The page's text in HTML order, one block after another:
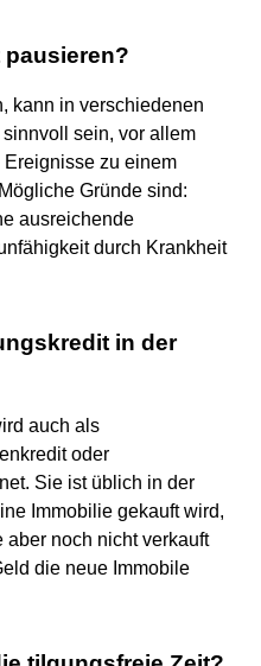
pausieren?
kann in verschiedenen
sein, vor allem
zu einem
Gründe sind:
ausreichende
durch Krankheit
in der
auch als
oder
Sie ist üblich in der
Immobilie gekauft wird,
noch nicht verkauft
die neue Immobile